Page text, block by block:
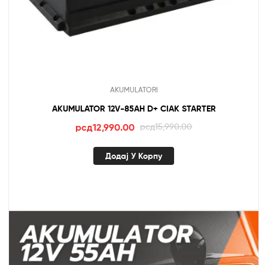
AKUMULATORI
AKUMULATOR 12V-85AH D+ CIAK STARTER
рсд15,990.00
Оригинална
је
рсд12,990.00Тренутна
је:
Додај У Корпу